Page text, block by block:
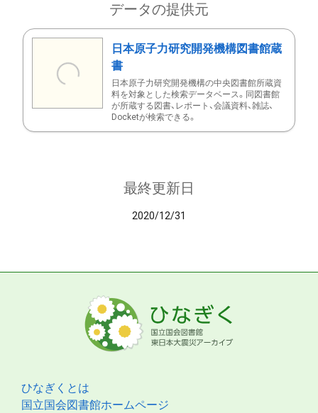
データの提供元
日本原子力研究開発機構図書館蔵
書
日本原子力研究開発機構の中央図書館所蔵資
料を対象とした検索データベース。同図書館
が所蔵する図書、レポート、会議資料、雑誌、
Docketが検索できる。
最終更新日
2020/12/31
ひなぎくとは
国立国会図書館ホームページ